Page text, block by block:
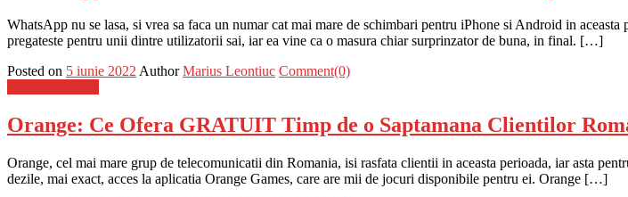
WhatsApp nu se lasa, si vrea sa faca un numar cat mai mare de schimbari pentru iPhone si Android in
pregateste pentru unii dintre utilizatorii sai, iar ea vine ca o masura chiar surprinzator de buna, in final. […]
Posted on 5 iunie 2022 Author Marius Leontiuc Comment(0)
Orange: Ce Ofera GRATUIT Timp de o Saptamana Clientilor
Orange, cel mai mare grup de telecomunicatii din Romania, isi rasfata clientii in aceasta perioada, iar asta
dezile, mai exact, acces la aplicatia Orange Games, care are mii de jocuri disponibile pentru ei. Orange […]